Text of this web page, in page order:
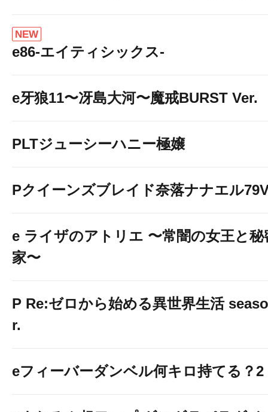
NEW
e86-エイティシックス-
e牙狼11〜冴島大河〜魔戒BURST Ver.
PLTジューシーハニー極嬢
Pクイーンズブレイド奈落ナナエル
e ライザのアトリエ 〜常闇の女王と秘
家〜
P Re:ゼロから始める異世界生活
r.
eフィーバーダンベル何キロ持てる？2